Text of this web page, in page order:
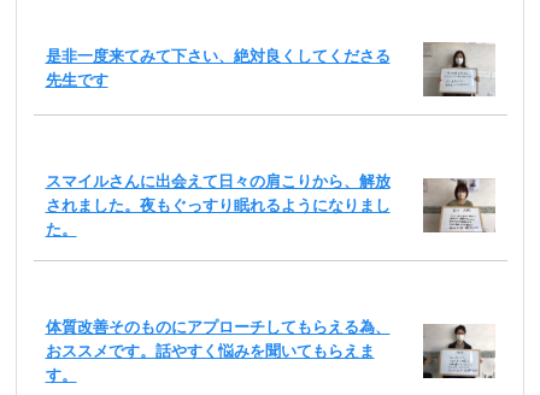
是非一度来てみて下さい、絶対良くしてくださる
先生です
スマイルさんに出会えて日々の肩こりから、解放
されました。夜もぐっすり眠れるようになりまし
た。
体質改善そのものにアプローチしてもらえる為、
おススメです。話やすく悩みを聞いてもらえま
す。